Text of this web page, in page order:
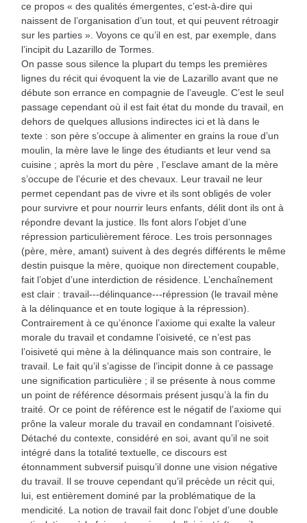
ce propos « des qualités émergentes, c’est-à-dire qui
naissent de l’organisation d’un tout, et qui peuvent rétroagir
sur les parties ». Voyons ce qu’il en est, par exemple, dans
l’incipit du Lazarillo de Tormes.
On passe sous silence la plupart du temps les premières
lignes du récit qui évoquent la vie de Lazarillo avant que ne
débute son errance en compagnie de l’aveugle. C’est le seul
passage cependant où il est fait état du monde du travail, en
dehors de quelques allusions indirectes ici et là dans le
texte : son père s’occupe à alimenter en grains la roue d’un
moulin, la mère lave le linge des étudiants et leur vend sa
cuisine ; après la mort du père , l’esclave amant de la mère
s’occupe de l’écurie et des chevaux. Leur travail ne leur
permet cependant pas de vivre et ils sont obligés de voler
pour survivre et pour nourrir leurs enfants, délit dont ils ont à
répondre devant la justice. Ils font alors l’objet d’une
répression particulièrement féroce. Les trois personnages
(père, mère, amant) suivent à des degrés différents le même
destin puisque la mère, quoique non directement coupable,
fait l’objet d’une interdiction de résidence. L’enchaînement
est clair : travail---délinquance---répression (le travail mène
à la délinquance et en toute logique à la répression).
Contrairement à ce qu’énonce l’axiome qui exalte la valeur
morale du travail et condamne l’oisiveté, ce n’est pas
l’oisiveté qui mène à la délinquance mais son contraire, le
travail. Le fait qu’il s’agisse de l’incipit donne à ce passage
une signification particulière ; il se présente à nous comme
un point de référence désormais présent jusqu’à la fin du
traité. Or ce point de référence est le négatif de l’axiome qui
prône la valeur morale du travail en condamnant l’oisiveté.
Détaché du contexte, considéré en soi, avant qu’il ne soit
intégré dans la totalité textuelle, ce discours est
étonnamment subversif puisqu’il donne une vision négative
du travail. Il se trouve cependant qu’il précède un récit qui,
lui, est entièrement dominé par la problématique de la
mendicité. La notion de travail fait donc l’objet d’une double